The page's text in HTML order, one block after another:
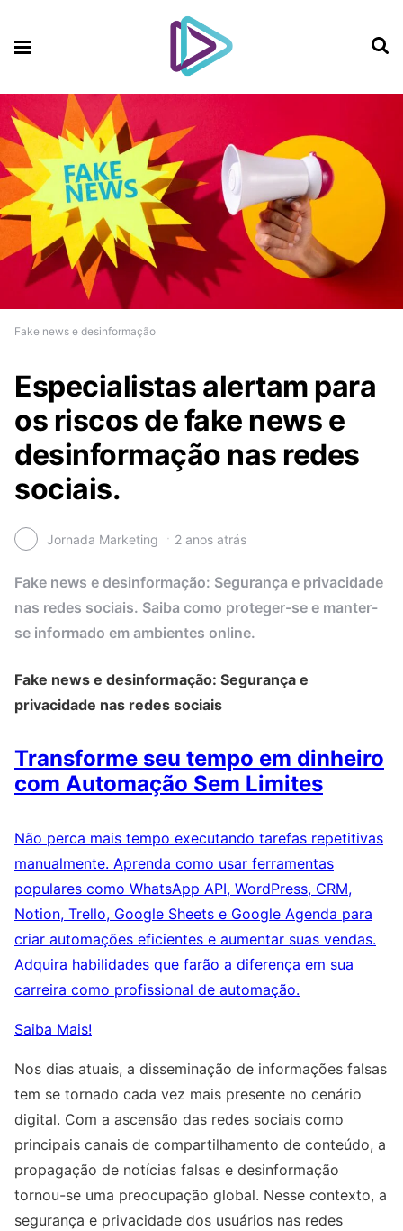
Especialistas alertam para
os riscos de fake news e
desinformação nas redes
sociais.
Jornada Marketing 2 anos atrás
Fake news e desinformação: Segurança e privacidade
nas redes sociais. Saiba como proteger-se e manter-
se informado em ambientes online.
Fake news e desinformação
Fake news e desinformação: Segurança e
privacidade nas redes sociais
Transforme seu tempo em dinheiro
com Automação Sem Limites
Não perca mais tempo executando tarefas repetitivas
manualmente. Aprenda como usar ferramentas
populares como WhatsApp API, WordPress, CRM,
Notion, Trello, Google Sheets e Google Agenda para
criar automações eficientes e aumentar suas vendas.
Adquira habilidades que farão a diferença em sua
carreira como profissional de automação.
Saiba Mais!
Nos dias atuais, a disseminação de informações falsas
tem se tornado cada vez mais presente no cenário
digital. Com a ascensão das redes sociais como
principais canais de compartilhamento de conteúdo, a
propagação de notícias falsas e desinformação
tornou-se uma preocupação global. Nesse contexto, a
segurança e privacidade dos usuários nas redes